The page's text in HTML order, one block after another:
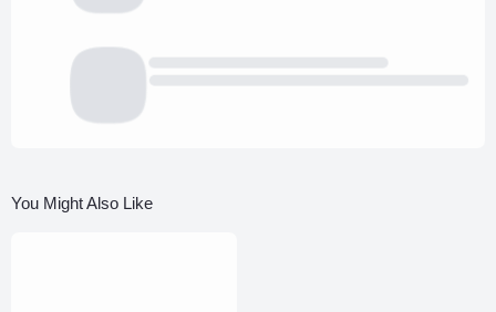
You Might Also Like